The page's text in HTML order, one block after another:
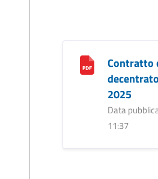
Contratto
2025
Data
11:37